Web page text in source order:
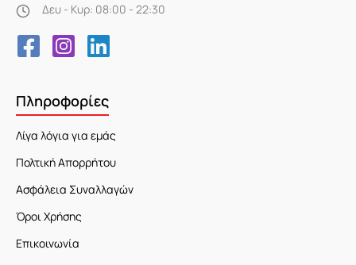
Δευ - Κυρ: 08:00 - 22:30
Πληροφορίες
Λίγα λόγια για εμάς
Πολτική Απορρήτου
Ασφάλεια Συναλλαγών
Όροι Χρήσης
Επικοινωνία